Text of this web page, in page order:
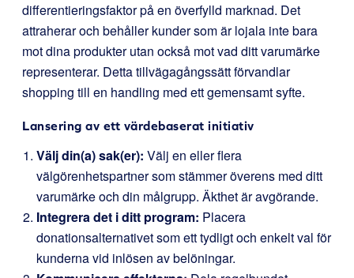
differentieringsfaktor på en överfylld marknad. Det
attraherar och behåller kunder som är lojala inte bara
mot dina produkter utan också mot vad ditt varumärke
representerar. Detta tillvägagångssätt förvandlar
shopping till en handling med ett gemensamt syfte.
Lansering av ett värdebaserat initiativ
Välj din(a) sak(er): Välj en eller flera
välgörenhetspartner som stämmer överens med ditt
varumärke och din målgrupp. Äkthet är avgörande.
Integrera det i ditt program: Placera
donationsalternativet som ett tydligt och enkelt val för
kunderna vid inlösen av belöningar.